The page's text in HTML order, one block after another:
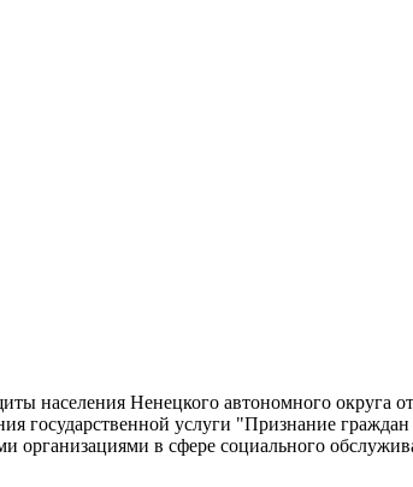
населения Ненецкого автономного округа
государственной услуги "Признание
организациями в сфере социального